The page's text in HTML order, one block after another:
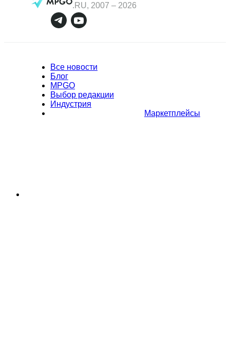
.RU, 2007 – 2026
Все новости
Блог
MPGO
Выбор редакции
Индустрия
Маркетплейсы